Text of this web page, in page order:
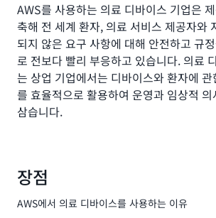
AWS를 사용하는 의료 디바이스 기업은
축해 전 세계 환자, 의료 서비스 제공자와
되지 않은 요구 사항에 대해 안전하고 규
로 전보다 빨리 부응하고 있습니다. 의료
는 상업 기업에서는 디바이스와 환자에
를 효율적으로 활용하여 운영과 임상적
삼습니다.
장점
AWS에서 의료 디바이스를 사용하는 이유